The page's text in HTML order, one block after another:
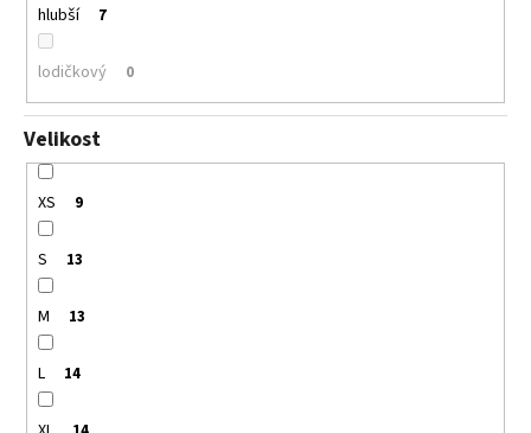
hlubší 7
lodičkový 0
Velikost
XS 9
S 13
M 13
L 14